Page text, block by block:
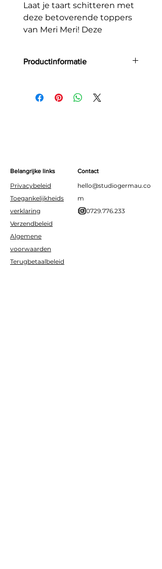
Laat je taart schitteren met
deze betoverende toppers
van Meri Meri! Deze
zeemeerminnen, kleurrijke
perfect voor een magisch
Productinformatie
Materiaal: ecologisch papier
Belangrijke links
Privacybeleid
Toegankelijkheids
verklaring
Verzendbeleid
Algemene
voorwaarden
Terugbetaalbeleid
Contact
hello@studiogermau.co
m
BE0729.776.233